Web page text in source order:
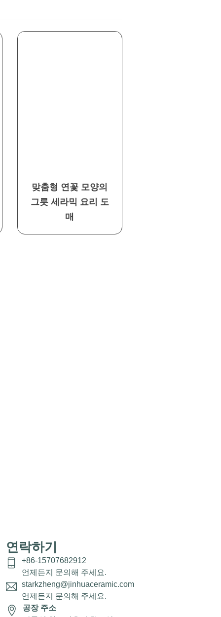
맞춤형 연꽃 모양의
그릇 세라믹 요리 도
매
연락하기
+86-15707682912
언제든지 문의해 주세요.
starkzheng@jinhuaceramic.com
언제든지 문의해 주세요.
공장 주소